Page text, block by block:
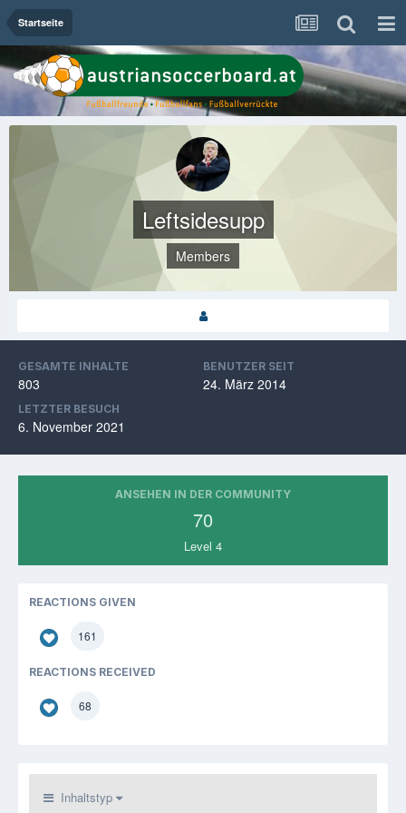
Startseite
Leftsidesupp
Members
GESAMTE INHALTE
803
BENUTZER SEIT
24. März 2014
LETZTER BESUCH
6. November 2021
ANSEHEN IN DER COMMUNITY
70
Level 4
REACTIONS GIVEN
161
REACTIONS RECEIVED
68
Inhaltstyp